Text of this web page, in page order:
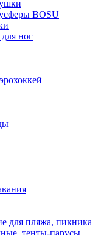
BOSU
ног
для пляжа, пикника
тенты-парусы